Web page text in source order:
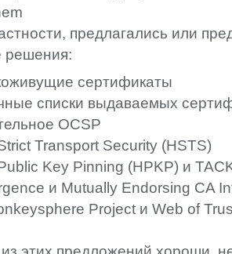
предлагались или
решения:
сертификаты
списки выдаваемых
OCSP
Transport Security (HSTS)
Key Pinning (HPKP) и
и Mutually Endorsing CA
Project и Web of